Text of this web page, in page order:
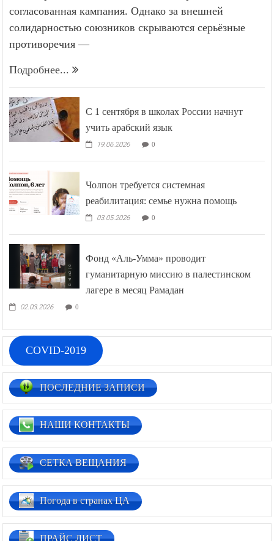
согласованная кампания. Однако за внешней
солидарностью союзников скрываются серьёзные
противоречия —
Подробнее...
С 1 сентября в школах России начнут
учить арабский язык
19.06.2026 0
Чолпон требуется системная
реабилитация: семье нужна помощь
03.05.2026 0
Фонд «Аль-Умма» проводит
гуманитарную миссию в палестинском
лагере в месяц Рамадан
02.03.2026 0
COVID-2019
ПОСЛЕДНИЕ ЗАПИСИ
НАШИ КОНТАКТЫ
СЕТКА ВЕЩАНИЯ
Погода в странах ЦА
ПРАЙС ЛИСТ